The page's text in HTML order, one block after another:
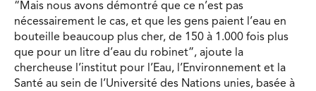
“Mais nous avons démontré que ce n’est pas
nécessairement le cas, et que les gens paient l’eau en
bouteille beaucoup plus cher, de 150 à 1.000 fois plus
que pour un litre d’eau du robinet”, ajoute la
chercheuse l’institut pour l’Eau, l’Environnement et la
Santé au sein de l’Université des Nations unies, basée à